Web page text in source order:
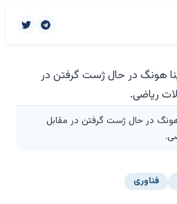
هونگ در حال ژست گرفتن در مقابل
فناوری